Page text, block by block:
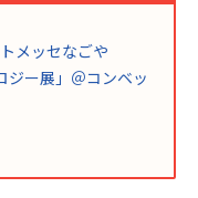
メッセなごや
ジー展」＠コンベッ